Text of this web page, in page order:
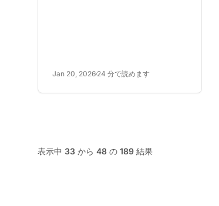
Jan 20, 2026 24 分で読めます
表示中 33 から 48 の 189 結果